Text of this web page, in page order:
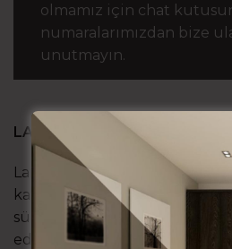
olmamız için chat
numaralarımızdan bize
unutmayın.
LAMİNAT PARKE NEDİR?
Laminat parke teknoloji
kaplamasıdır. Endüstriyel
sürdürülebilirlik sertifikalı
edilen ağaçların işlenerek